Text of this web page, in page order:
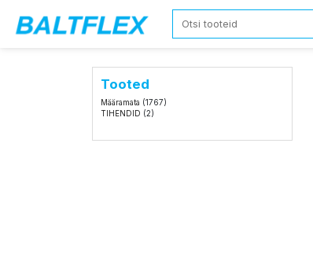
Tooted
Määramata (1767)
TIHENDID (2)